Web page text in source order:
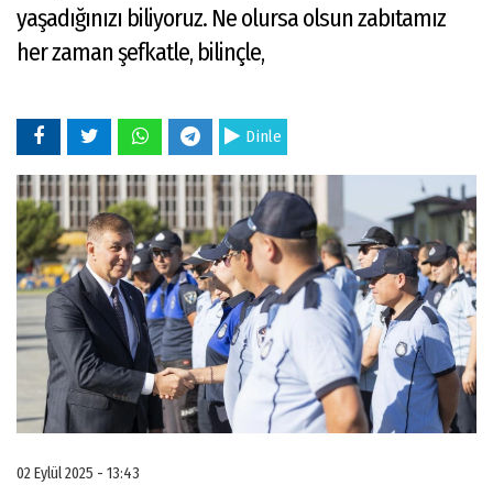
yaşadığınızı biliyoruz. Ne olursa olsun zabıtamız
her zaman şefkatle, bilinçle,
Dinle
02 Eylül 2025 - 13:43